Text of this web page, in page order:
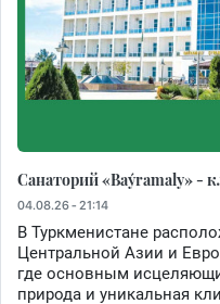
Санаторий «Baýramaly» -
04.08.26 - 21:14
В Туркменистане
Центральной Азии и
где основным
природа и уникальная